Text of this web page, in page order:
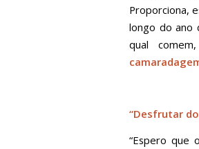
Proporciona,
longo do ano
qual
“Desfrutar
“Espero que